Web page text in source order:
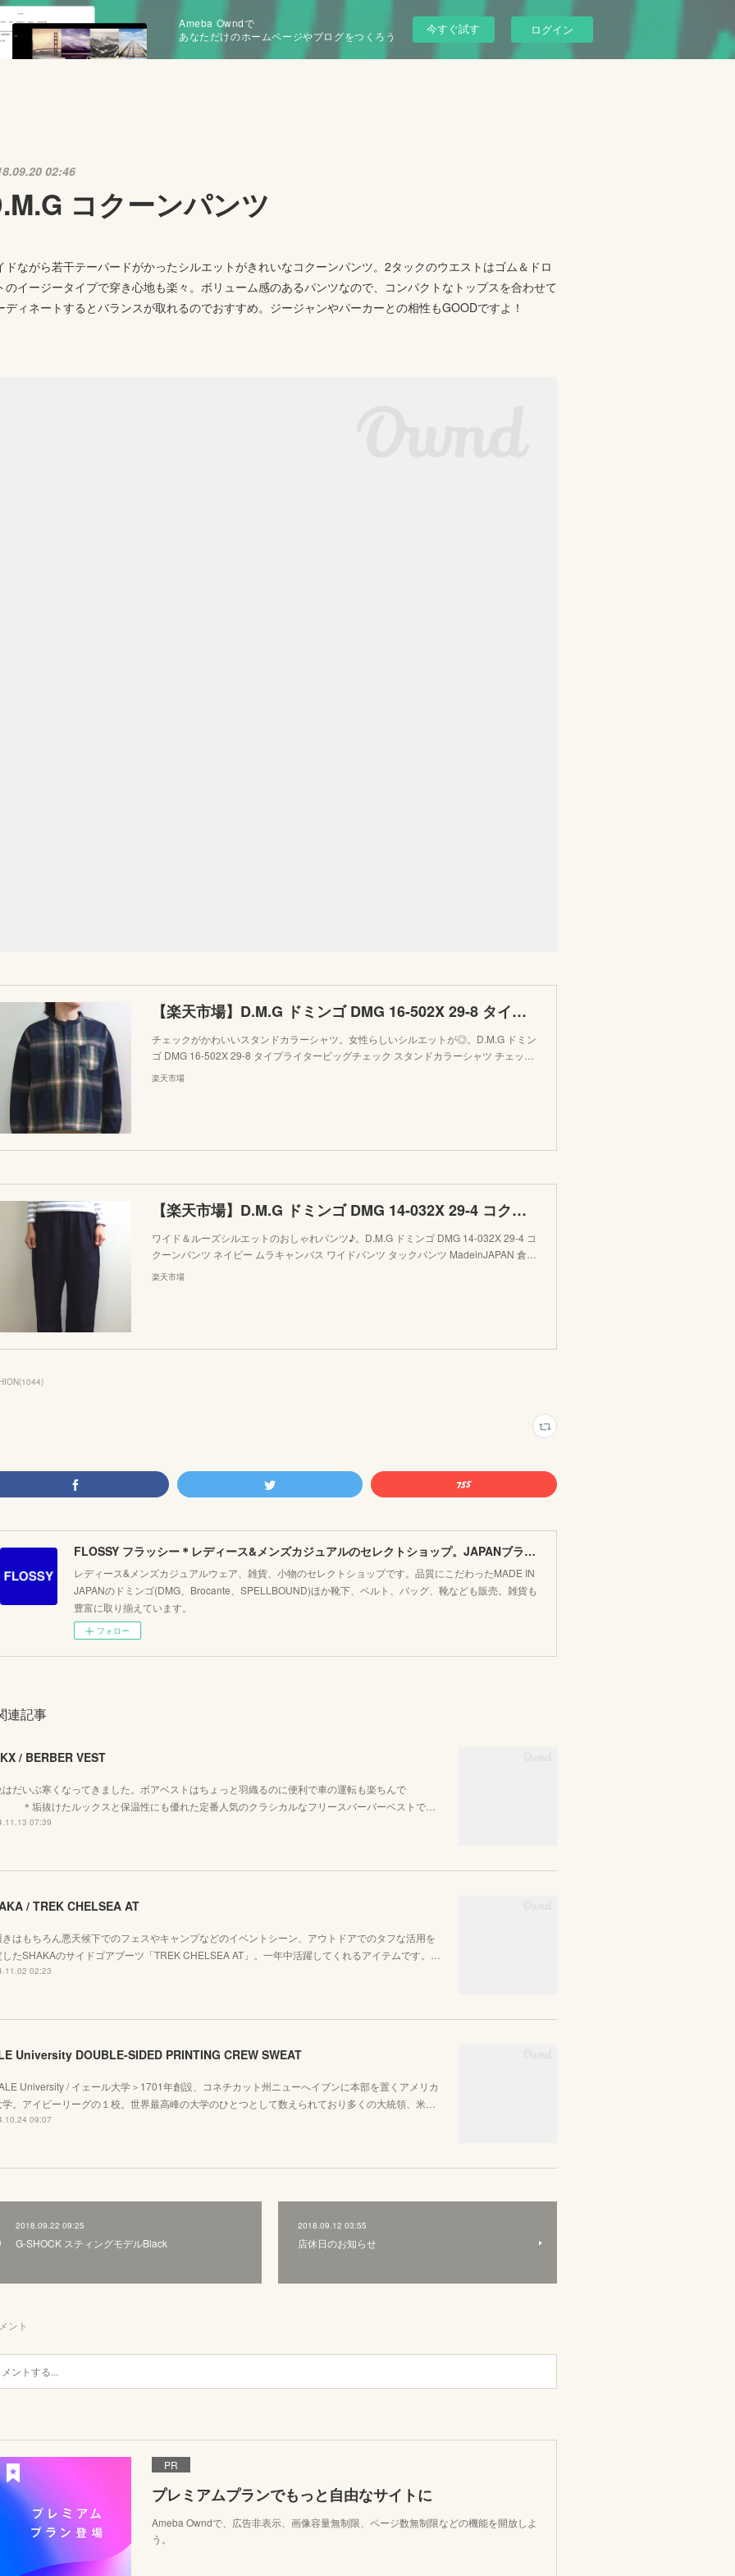
Ameba Owndで
あなただけのホームページやブログをつくろう
今すぐ試す ログイン
02:46
コクーンパンツ
ドながら若干テーパードがかったシルエットがきれいなコクーンパンツ。2タックのウエストはゴム＆ドロ
のイージータイプで穿き心地も楽々。ボリューム感のあるパンツなので、コンパクトなトップスを合わせて
ディネートするとバランスが取れるのでおすすめ。ジージャンやパーカーとの相性もGOODですよ！
【楽天市場】D.M.G ドミンゴ DMG 16-502X 29-8 タイプライタービッグチェック スタンドカラーシャツ チェック タイプライター ネイビー系 Made in JAPAN 日本製：ＦＬＯ
チェックがかわいいスタンドカラーシャツ。女性らしいシルエットが◎。D.M.G ドミン
ゴ DMG 16-502X 29-8 タイプライタービッグチェック スタンドカラーシャツ チェッ…
楽天市場
【楽天市場】D.M.G ドミンゴ DMG 14-032X 29-4 コクーンパンツ ネイビー ムラキャンバス ワイドパンツ タックパンツ MadeinJAPAN 倉敷 児島 日本製：ＦＬＯＳＳＹ楽天市
ワイド＆ルーズシルエットのおしゃれパンツ♪。D.M.G ドミンゴ DMG 14-032X 29-4 コ
クーンパンツ ネイビー ムラキャンバス ワイドパンツ タックパンツ MadeinJAPAN 倉…
楽天市場
(1044)
FLOSSY フラッシー＊レディース&メンズカジュアルのセレクトショップ。JAPANブランド他こだわりのアイテムがたくさん！
レディース&メンズカジュアルウェア、雑貨、小物のセレクトショップです。品質にこだわったMADE IN
JAPANのドミンゴ(DMG、Brocante、SPELLBOUND)ほか靴下、ベルト、バッグ、靴なども販売。雑貨も
豊富に取り揃えています。
フォロー
連記事
/ BERBER VEST
はだいぶ寒くなってきました。ボアベストはちょっと羽織るのに便利で車の運転も楽ちんで
垢抜けたルックスと保温性にも優れた定番人気のクラシカルなフリースバーバーベストで…
07:39
/ TREK CHELSEA AT
はもちろん悪天候下でのフェスやキャンプなどのイベントシーン、アウトドアでのタフな活用を
たSHAKAのサイドゴアブーツ「TREK CHELSEA AT」。一年中活躍してくれるアイテムです。…
02:23
University DOUBLE-SIDED PRINTING CREW SWEAT
University / イェール大学＞1701年創設、コネチカット州ニューへイブンに本部を置くアメリカ
。アイビーリーグの１校。世界最高峰の大学のひとつとして数えられており多くの大統領、米…
09:07
2018.09.22 09:25
G-SHOCK スティングモデルBlack
2018.09.12 03:55
店休日のお知らせ
ント
PR
プレミアムプランでもっと自由なサイトに
Ameba Owndで、広告非表示、画像容量無制限、ページ数無制限などの機能を開放しよ
う。